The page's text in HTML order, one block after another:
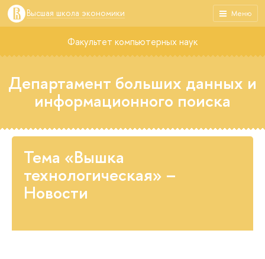
Меню
Высшая школа экономики
Факультет компьютерных наук
Департамент больших данных и
информационного поиска
Тема «Вышка
технологическая» –
Новости